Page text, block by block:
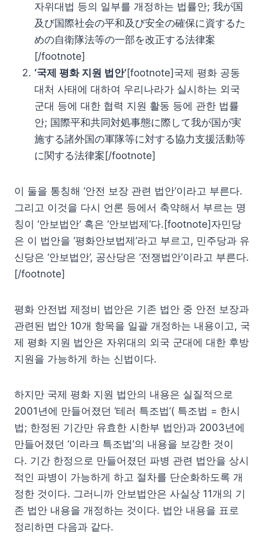
자위대법 등의 일부를 개정하는 법률안; 我が国
及び国際社会の平和及び安全の確保に資するた
めの自衛隊法等の一部を改正する法律案
[/footnote]
‘국제 평화 지원 법안’[footnote]국제 평화 공동
대처 사태에 대하여 우리나라가 실시하는 외국
군대 등에 대한 협력 지원 활동 등에 관한 법률
안; 国際平和共同対処事態に際して我が国が実
施する諸外国の軍隊等に対する協力支援活動等
に関する法律案[/footnote]
이 둘을 통칭해 ‘안전 보장 관련 법안’이라고 부른다.
그리고 이것을 다시 언론 등에서 축약해서 부르는 명
칭이 ‘안보법안’ 혹은 ‘안보법제’다.[footnote]자민당
은 이 법안을 ‘평화안보법제’라고 부르고, 민주당과 유
신당은 ‘안보법안’, 공산당은 ‘전쟁법안’이라고 부른다.
[/footnote]
평화 안전법 제정비 법안은 기존 법안 중 안전 보장과
관련된 법안 10개 항목을 일괄 개정하는 내용이고, 국
제 평화 지원 법안은 자위대의 외국 군대에 대한 후방
지원을 가능하게 하는 신법이다.
하지만 국제 평화 지원 법안의 내용은 실질적으로
2001년에 만들어졌던 ‘테러 특조법’( 특조법 = 한시
법; 한정된 기간만 유효한 시한부 법안)과 2003년에
만들어졌던 ‘이라크 특조법’의 내용을 보강한 것이
다. 기간 한정으로 만들어졌던 파병 관련 법안을 상시
적인 파병이 가능하게 하고 절차를 단순화하도록 개
정한 것이다. 그러니까 안보법안은 사실상 11개의 기
존 법안 내용을 개정하는 것이다. 법안 내용을 표로
정리하면 다음과 같다.